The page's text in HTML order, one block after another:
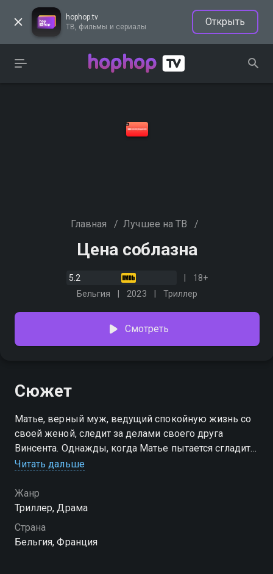
hophop.tv
ТВ, фильмы и сериалы
Открыть
Главная / Лучшее на ТВ /
Цена соблазна
5.2
18+
Бельгия
2023 Триллер
Смотреть
Сюжет
Матье, верный муж, ведущий спокойную жизнь со
своей женой, следит за делами своего друга
Винсента. Однажды, когда Матье пытается сгладить
отношения с последней любовницей Винсента, он
Читать дальше
Жанр
Триллер, Драма
Страна
Бельгия, Франция